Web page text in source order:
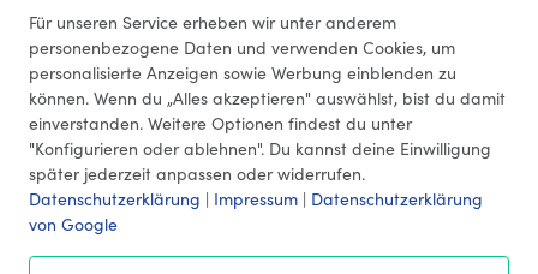
14 Bewertungen (4,21 Durchschnitt)
Für unseren Service erheben wir unter anderem
personenbezogene Daten und verwenden Cookies, um
personalisierte Anzeigen sowie Werbung einblenden zu
können. Wenn du „Alles akzeptieren" auswählst, bist du damit
einverstanden. Weitere Optionen findest du unter
"Konfigurieren oder ablehnen". Du kannst deine Einwilligung
später jederzeit anpassen oder widerrufen.
Datenschutzerklärung | Impressum | Datenschutzerklärung
von Google